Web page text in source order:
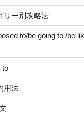
リー別攻略法
to/be going to /be
to
用法